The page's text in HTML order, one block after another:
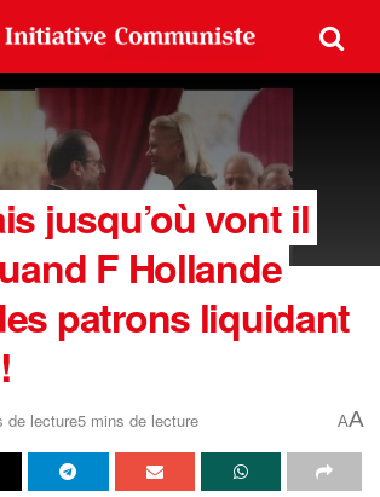
jusqu’où vont il
F Hollande
patrons liquidant
de lecture5 mins de lecture AA